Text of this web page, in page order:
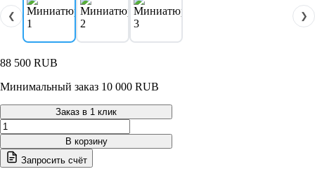
❮ ❯
88 500 RUB
Минимальный заказ 10 000 RUB
Заказ в 1 клик
Количество
товара
CMA30AB
Nordberg
В корзину
Запросить счёт